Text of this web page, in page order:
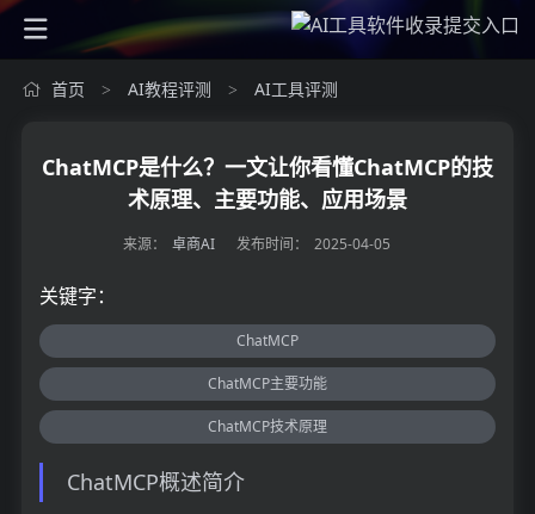
首页 > AI教程评测 > AI工具评测
ChatMCP是什么？一文让你看懂ChatMCP的技
术原理、主要功能、应用场景
来源： 卓商AI 发布时间： 2025-04-05
关键字：
ChatMCP
ChatMCP主要功能
ChatMCP技术原理
ChatMCP概述简介